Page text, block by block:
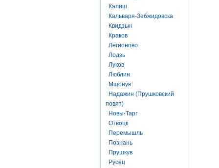
Калиш
Кальваря-Зебжидовска
Квидзын
Краков
Легионово
Лодзь
Луков
Люблин
Мщонув
Надажин (Прушковский
повят)
Новы-Тарг
Отвоцк
Перемышль
Познань
Прушкув
Русец